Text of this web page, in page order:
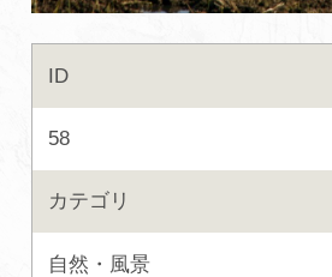
お知らせ
よくあるご質問・お問い合わせ
プライバシーポリシー
ID
58
カテゴリ
自然・風景